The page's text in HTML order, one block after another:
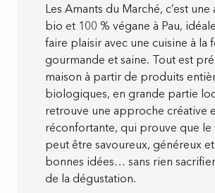
Les Amants du Marché, c’est une
bio et 100 % végane à Pau,
faire plaisir avec une cuisine à la
gourmande et saine. Tout est
maison à partir de produits
biologiques, en grande partie
retrouve une approche créative
réconfortante, qui prouve que le
peut être savoureux, généreux
bonnes idées… sans rien
de la dégustation.